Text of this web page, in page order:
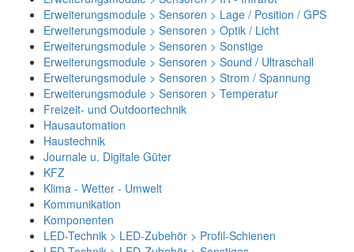
Erweiterungsmodule > Sensoren > Lage / Position / GPS
Erweiterungsmodule > Sensoren > Optik / Licht
Erweiterungsmodule > Sensoren > Sonstige
Erweiterungsmodule > Sensoren > Sound / Ultraschall
Erweiterungsmodule > Sensoren > Strom / Spannung
Erweiterungsmodule > Sensoren > Temperatur
Freizeit- und Outdoortechnik
Hausautomation
Haustechnik
Journale u. Digitale Güter
KFZ
Klima - Wetter - Umwelt
Kommunikation
Komponenten
LED-Technik > LED-Zubehör > Profil-Schienen